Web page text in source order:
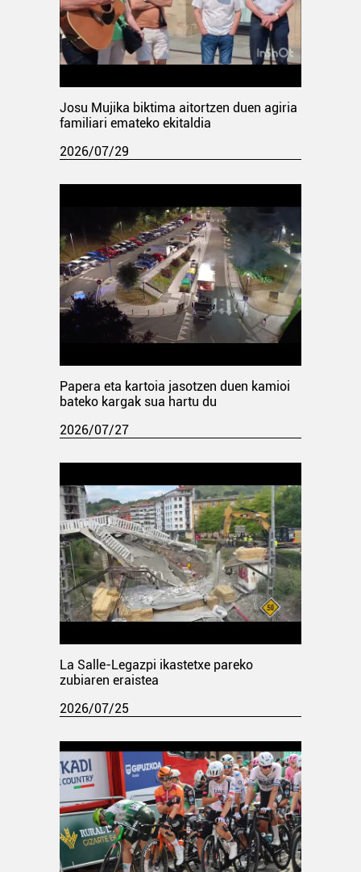
Josu Mujika biktima aitortzen duen agiria
familiari emateko ekitaldia
2026/07/29
Papera eta kartoia jasotzen duen kamioi
bateko kargak sua hartu du
2026/07/27
La Salle-Legazpi ikastetxe pareko
zubiaren eraistea
2026/07/25